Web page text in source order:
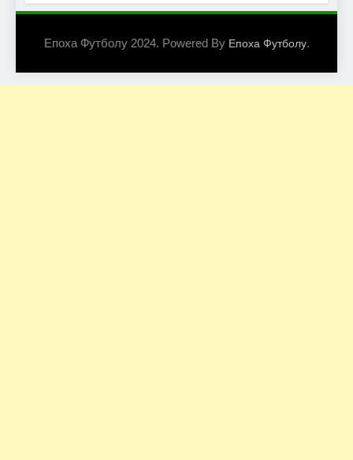
Епоха Футболу 2024. Powered By Епоха Футболу.